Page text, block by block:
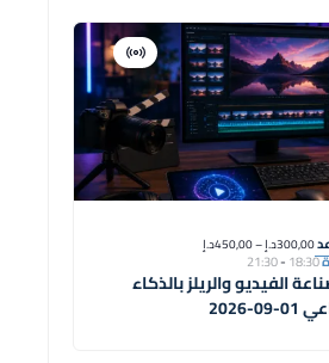
الفيديو والريلز بالذكاء
2026
افتراضية
دورة
18:30
-
21:30
300,00د.إ – 450,00د.إ